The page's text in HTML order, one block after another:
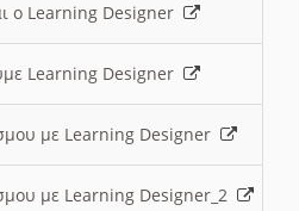
ο Learning Designer
Learning Designer
με Learning Designer
με Learning Designer_2